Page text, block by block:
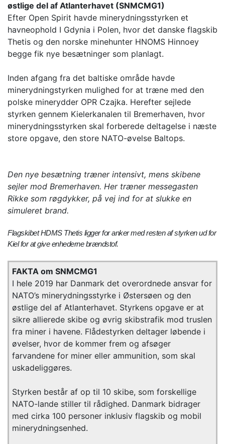
østlige del af Atlanterhavet (SNMCMG1)
Efter Open Spirit havde minerydningsstyrken et
havneophold I Gdynia i Polen, hvor det danske flagskib
Thetis og den norske minehunter HNOMS Hinnoey
begge fik nye besætninger som planlagt.
Inden afgang fra det baltiske område havde
minerydningstyrken mulighed for at træne med den
polske minerydder OPR Czajka. Herefter sejlede
styrken gennem Kielerkanalen til Bremerhaven, hvor
minerydningsstyrken skal forberede deltagelse i næste
store opgave, den store NATO-øvelse Baltops.
Den nye besætning træner intensivt, mens skibene
sejler mod Bremerhaven. Her træner messegasten
Rikke som røgdykker, på vej ind for at slukke en
simuleret brand.
Flagskibet HDMS Thetis ligger for anker med resten af styrken ud for
Kiel for at give enhederne brændstof.
FAKTA om SNMCMG1
I hele 2019 har Danmark det overordnede ansvar for
NATO’s minerydningsstyrke i Østersøen og den
østlige del af Atlanterhavet. Styrkens opgave er at
sikre allierede skibe og øvrig skibstrafik mod truslen
fra miner i havene. Flådestyrken deltager løbende i
øvelser, hvor de kommer frem og afsøger
farvandene for miner eller ammunition, som skal
uskadeliggøres.
Styrken består af op til 10 skibe, som forskellige
NATO-lande stiller til rådighed. Danmark bidrager
med cirka 100 personer inklusiv flagskib og mobil
minerydningsenhed.